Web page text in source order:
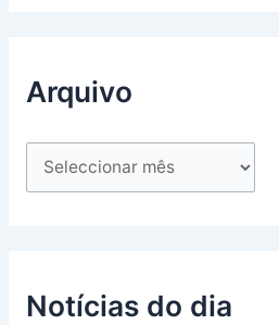
Arquivo
Notícias do dia